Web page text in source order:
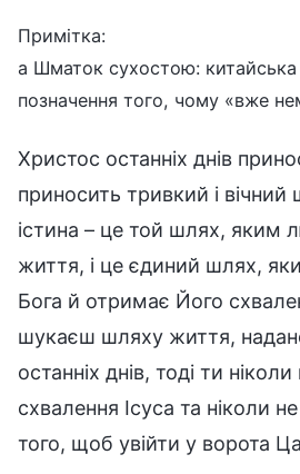
Примітка:
a Шматок сухостою: китайська
позначення того, чому «вже
Христос останніх днів
приносить тривкий і вічний
істина – це той шлях, яким
життя, і це єдиний шлях,
Бога й отримає Його
шукаєш шляху життя,
останніх днів, тоді ти
схвалення Ісуса та ніколи
того, щоб увійти у ворота